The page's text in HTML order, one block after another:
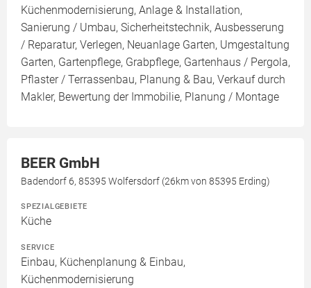
Küchenmodernisierung, Anlage & Installation,
Sanierung / Umbau, Sicherheitstechnik, Ausbesserung
/ Reparatur, Verlegen, Neuanlage Garten, Umgestaltung
Garten, Gartenpflege, Grabpflege, Gartenhaus / Pergola,
Pflaster / Terrassenbau, Planung & Bau, Verkauf durch
Makler, Bewertung der Immobilie, Planung / Montage
BEER GmbH
Badendorf 6, 85395 Wolfersdorf (26km von 85395 Erding)
SPEZIALGEBIETE
Küche
SERVICE
Einbau, Küchenplanung & Einbau,
Küchenmodernisierung